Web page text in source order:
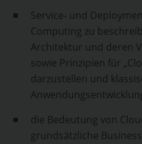
Service- und
Computing zu
Architektur und deren
sowie Prinzipien für
darzustellen und
die Bedeutung von
grundsätzliche